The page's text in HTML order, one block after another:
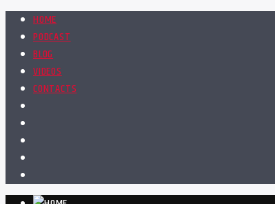
HOME
PODCAST
BLOG
VIDEOS
CONTACTS